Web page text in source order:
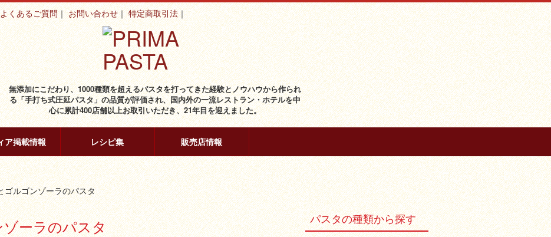
無添加にこだわり、1000種類を超えるパスタを打ってきた経験とノウハウから作られ
る「手打ち式圧延パスタ」の品質が評価され、国内外の一流レストラン・ホテルを中
心に累計400店舗以上お取引いただき、21年目を迎えました。
よくあるご質問 お問い合わせ 特定商取引法
ア掲載情報 レシピ集 販売店情報
ゴルゴンゾーラのパスタ
ーラのパスタ パスタの種類から探す